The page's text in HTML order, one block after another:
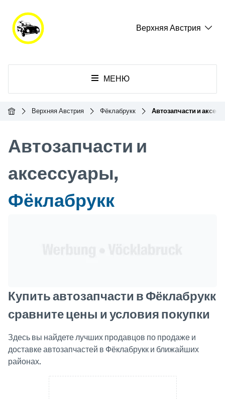
Верхняя Австрия
МЕНЮ
ГлавнаяВерхняя Австрия Фёклабрукк Автозапчасти и
Автозапчасти и
аксессуары,
Фёклабрукк
Купить автозапчасти в Фёклабрукк
сравните цены и условия покупки
Здесь вы найдете лучших продавцов по продаже и
доставке автозапчастей в Фёклабрукк и ближайших
районах.